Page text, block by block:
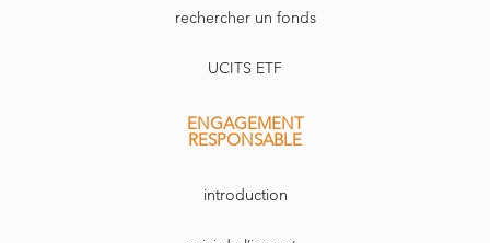
rechercher un fonds
UCITS ETF
ENGAGEMENT
RESPONSABLE
introduction